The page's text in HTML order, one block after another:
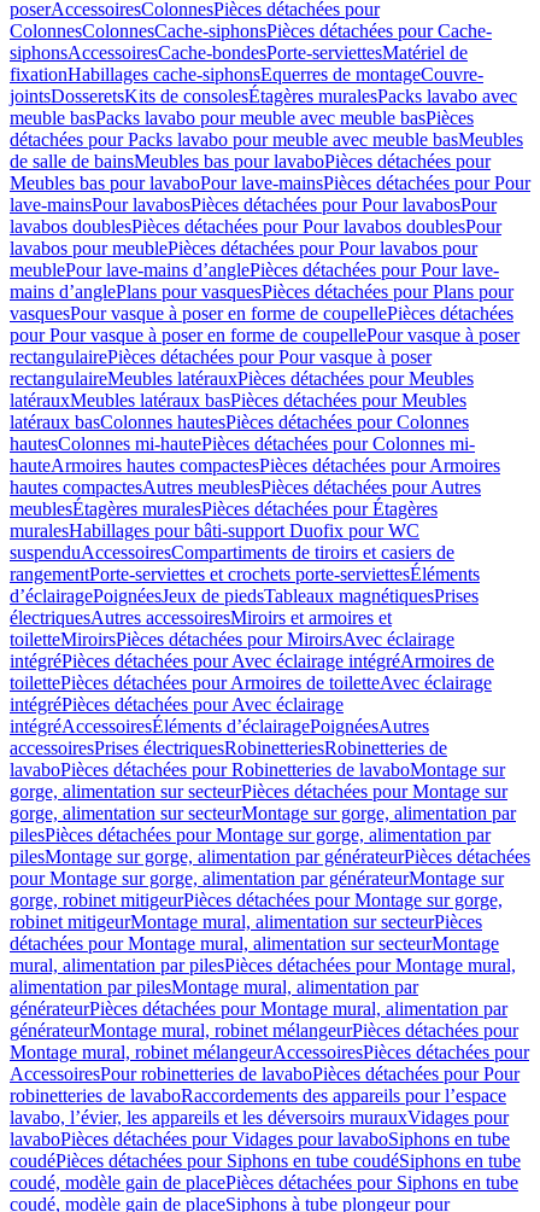
poserAccessoiresColonnesPièces détachées pour
ColonnesColonnesCache-siphonsPièces détachées pour Cache-
siphonsAccessoiresCache-bondesPorte-serviettesMatériel de
fixationHabillages cache-siphonsEquerres de montageCouvre-
jointsDosseretsKits de consolesÉtagères muralesPacks lavabo avec
meuble basPacks lavabo pour meuble avec meuble basPièces
détachées pour Packs lavabo pour meuble avec meuble basMeubles
de salle de bainsMeubles bas pour lavaboPièces détachées pour
Meubles bas pour lavaboPour lave-mainsPièces détachées pour Pour
lave-mainsPour lavabosPièces détachées pour Pour lavabosPour
lavabos doublesPièces détachées pour Pour lavabos doublesPour
lavabos pour meublePièces détachées pour Pour lavabos pour
meublePour lave-mains d’anglePièces détachées pour Pour lave-
mains d’anglePlans pour vasquesPièces détachées pour Plans pour
vasquesPour vasque à poser en forme de coupellePièces détachées
pour Pour vasque à poser en forme de coupellePour vasque à poser
rectangulairePièces détachées pour Pour vasque à poser
rectangulaireMeubles latérauxPièces détachées pour Meubles
latérauxMeubles latéraux basPièces détachées pour Meubles
latéraux basColonnes hautesPièces détachées pour Colonnes
hautesColonnes mi-hautePièces détachées pour Colonnes mi-
hauteArmoires hautes compactesPièces détachées pour Armoires
hautes compactesAutres meublesPièces détachées pour Autres
meublesÉtagères muralesPièces détachées pour Étagères
muralesHabillages pour bâti-support Duofix pour WC
suspenduAccessoiresCompartiments de tiroirs et casiers de
rangementPorte-serviettes et crochets porte-serviettesÉléments
d’éclairagePoignéesJeux de piedsTableaux magnétiquesPrises
électriquesAutres accessoiresMiroirs et armoires et
toiletteMiroirsPièces détachées pour MiroirsAvec éclairage
intégréPièces détachées pour Avec éclairage intégréArmoires de
toilettePièces détachées pour Armoires de toiletteAvec éclairage
intégréPièces détachées pour Avec éclairage
intégréAccessoiresÉléments d’éclairagePoignéesAutres
accessoiresPrises électriquesRobinetteriesRobinetteries de
lavaboPièces détachées pour Robinetteries de lavaboMontage sur
gorge, alimentation sur secteurPièces détachées pour Montage sur
gorge, alimentation sur secteurMontage sur gorge, alimentation par
pilesPièces détachées pour Montage sur gorge, alimentation par
pilesMontage sur gorge, alimentation par générateurPièces détachées
pour Montage sur gorge, alimentation par générateurMontage sur
gorge, robinet mitigeurPièces détachées pour Montage sur gorge,
robinet mitigeurMontage mural, alimentation sur secteurPièces
détachées pour Montage mural, alimentation sur secteurMontage
mural, alimentation par pilesPièces détachées pour Montage mural,
alimentation par pilesMontage mural, alimentation par
générateurPièces détachées pour Montage mural, alimentation par
générateurMontage mural, robinet mélangeurPièces détachées pour
Montage mural, robinet mélangeurAccessoiresPièces détachées pour
AccessoiresPour robinetteries de lavaboPièces détachées pour Pour
robinetteries de lavaboRaccordements des appareils pour l’espace
lavabo, l’évier, les appareils et les déversoirs murauxVidages pour
lavaboPièces détachées pour Vidages pour lavaboSiphons en tube
coudéPièces détachées pour Siphons en tube coudéSiphons en tube
coudé, modèle gain de placePièces détachées pour Siphons en tube
coudé, modèle gain de placeSiphons à tube plongeur pour